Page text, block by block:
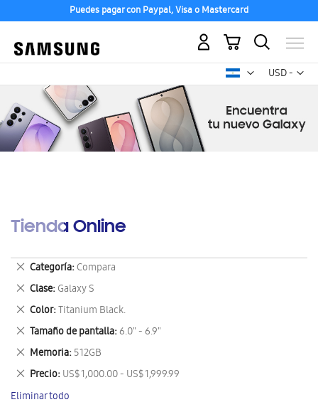
Puedes pagar con Paypal, Visa o Mastercard
USD -
dólar
Mi carrito
Tienda Online
Categoría Compara
Eliminar
este
artículo
Clase Galaxy S
Eliminar
este
artículo
Color Titanium Black.
Eliminar
este
artículo
Tamaño de pantalla 6.0" - 6.9"
Eliminar
este
artículo
Memoria 512GB
Eliminar
este
artículo
Precio US$ 1,000.00 - US$ 1,999.99
Eliminar
este
artículo
Eliminar todo